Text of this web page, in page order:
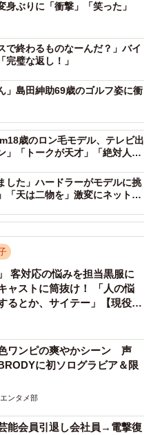
身ぶりに「衝撃」「笑った」
で終わるものなーんだ？」バイ
完璧な返し！」
」島田紳助69歳のゴルフ姿に衝
歳のロン毛モデル、テレビ出
」「トークが天才」「絶対人気
した」ハードラーがモデルに挑
天は二物を」激変にネット驚
客対応の悩みを担当黒服に
に筒抜け！ 「人の悩
るとか、サイテー」【現役キ
ワンピの爽やかシーン 声
に初ソログラビア＆限
ンタメ部
能会員引退し会社員→電撃復